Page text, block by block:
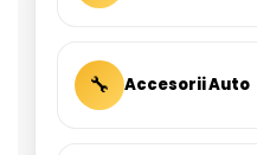
🔧 Accesorii Auto